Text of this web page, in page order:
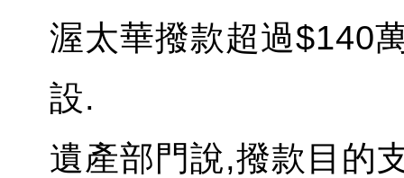
渥太華撥款超過$140
設.
遺產部門說,撥款目的